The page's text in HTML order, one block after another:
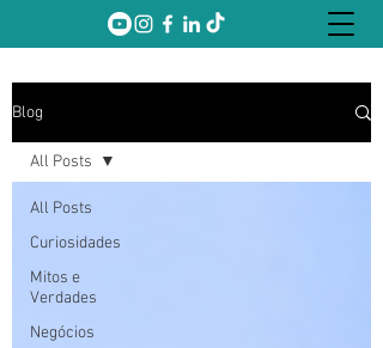
Blog
All Posts
Curiosidades
Mitos e
Verdades
Negócios
All Posts